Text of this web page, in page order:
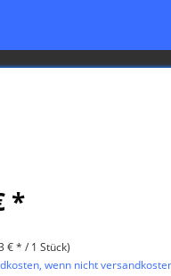
*
€ * / 1 Stück)
wenn nicht